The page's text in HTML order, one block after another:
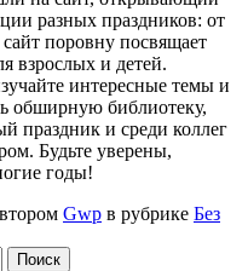
разных праздников: от
поровну посвящает
взрослых и детей.
интересные темы и
обширную библиотеку,
праздник и среди коллег
Будьте уверены,
годы!
Gwp в рубрике Без